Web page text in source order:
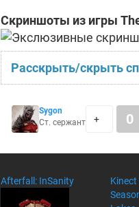
Скриншоты из игры
Расскрыть/скрыть
Sygon
Ст. сержант
+ 0
Afterfall: InSanity
Kinect